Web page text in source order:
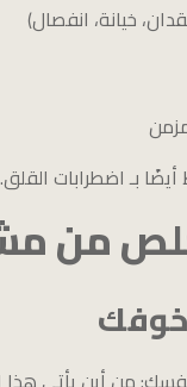
خيانة، انفصال)
بـ اضطرابات القلق.